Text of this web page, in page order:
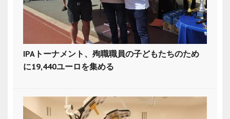
IPAトーナメント、殉職職員の子どもたちのため
に19,440ユーロを集める